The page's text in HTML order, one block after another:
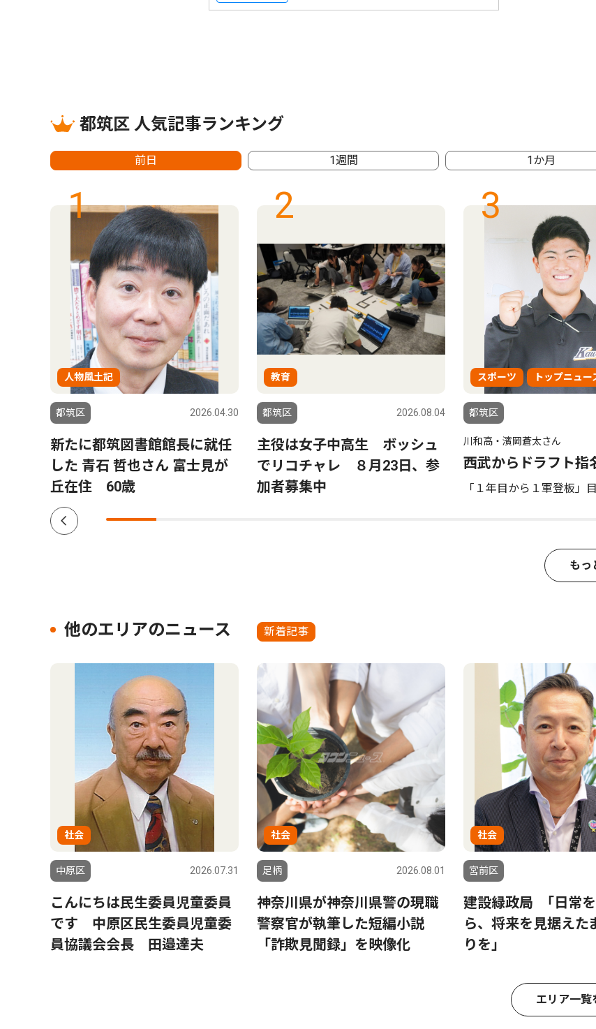
都筑区 人気記事ランキング
前日 1週間 1か月
1
人物風土記
都筑区 2026.04.30
新たに都筑図書館館長に就任
した 青石 哲也さん 富士見が
丘在住 60歳
2
教育
都筑区 2026.08.04
主役は女子中高生 ボッシュ
でリコチャレ ８月23日、参
加者募集中
3
スポーツ トップニュー
都筑区
川和高・濱岡蒼太さん
西武からドラフト指
「１年目から１軍登板」
もっ
他のエリアのニュース 新着記事
社会
中原区 2026.07.31
こんにちは民生委員児童委員
です 中原区民生委員児童委
員協議会会長 田邉達夫
社会
足柄 2026.08.01
神奈川県が神奈川県警の現職
警察官が執筆した短編小説
「詐欺見聞録」を映像化
社会
宮前区
建設緑政局 ｢日常
ら、将来を見据えた
りを｣
エリア一覧